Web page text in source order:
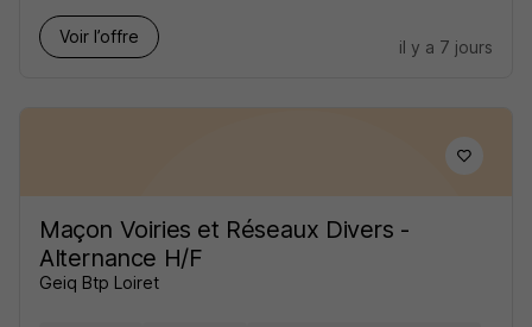
Voir l’offre
il y a 7 jours
Maçon Voiries et Réseaux Divers -
Alternance H/F
Geiq Btp Loiret